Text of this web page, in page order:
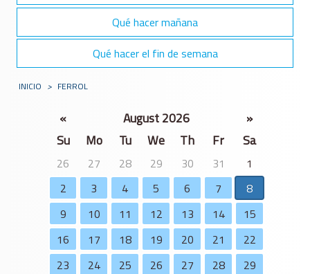
Qué hacer mañana
Qué hacer el fin de semana
INICIO > FERROL
« August 2026
»
Su
Mo Tu We Th Fr Sa
26 27 28 29 30 31
1
2
3 4 5 6 7
8
9
10 11 12 13 14
15
16
17 18 19 20 21
22
23
24 25 26 27 28
29